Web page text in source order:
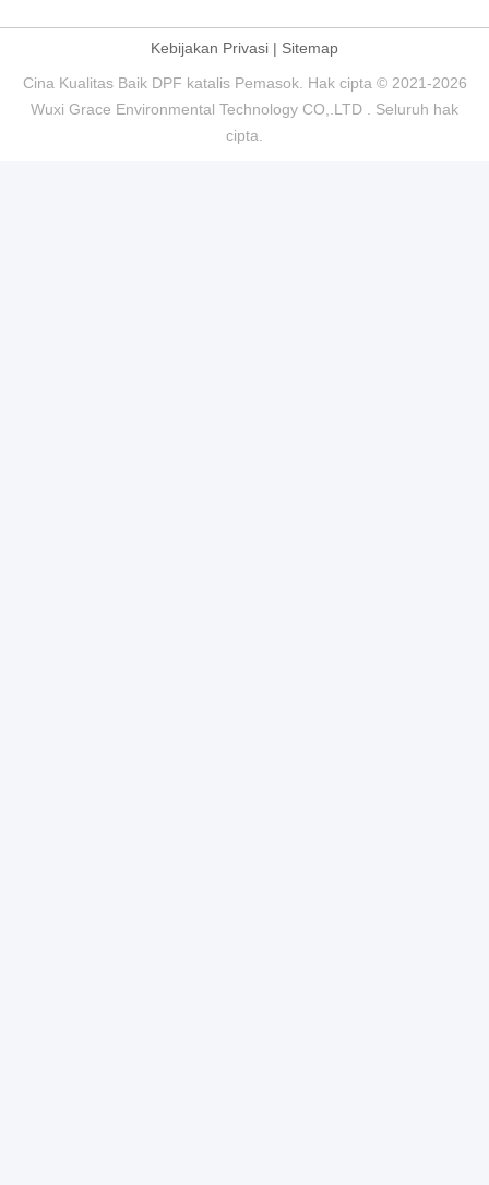
Kebijakan Privasi | Sitemap
Cina Kualitas Baik DPF katalis Pemasok. Hak cipta © 2021-2026
Wuxi Grace Environmental Technology CO,.LTD . Seluruh hak
cipta.